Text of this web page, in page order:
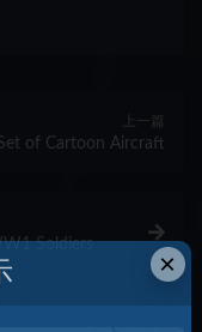
上一篇
of Cartoon Aircraft
Soldiers
×